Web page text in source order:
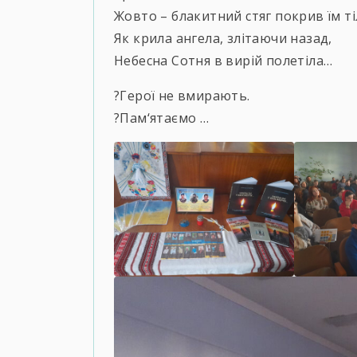
Жовто – блакитний стяг покрив їм
Як крила ангела, злітаючи назад,
Небесна Сотня в вирій полетіла…
?️Герої не вмирають.
?️Пам‘ятаємо …